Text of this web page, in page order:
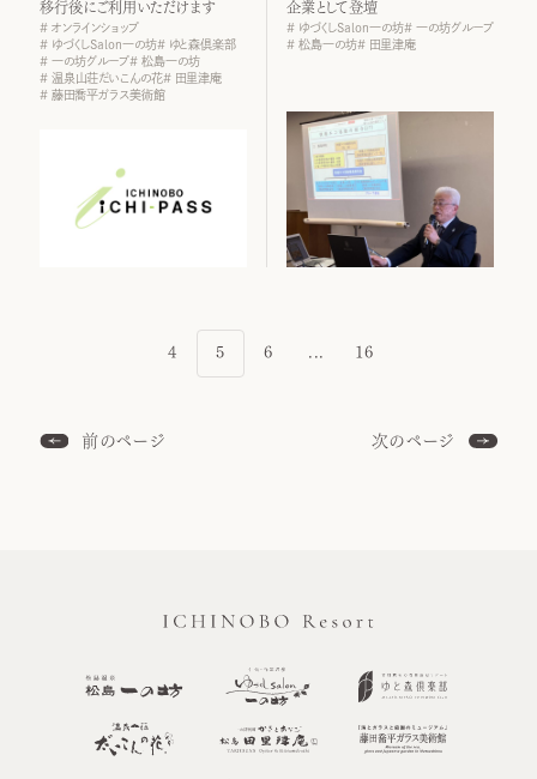
移行後にご利用いただけます
オンラインショップ
ゆづくしSalon一の坊
ゆと森倶楽部
一の坊グループ
松島一の坊
温泉山荘だいこんの花
田里津庵
藤田喬平ガラス美術館
企業として登壇
ゆづくしSalon一の坊
一の坊グループ
松島一の坊
田里津庵
前のページ
4 5 6 ... 16
次のページ